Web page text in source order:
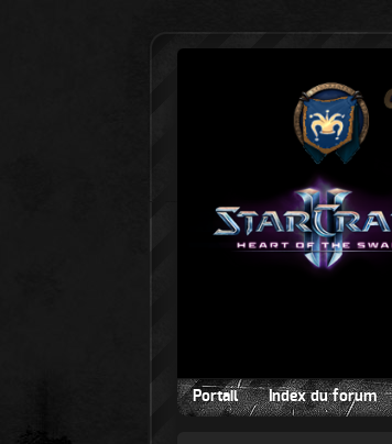
Portail Index du forum